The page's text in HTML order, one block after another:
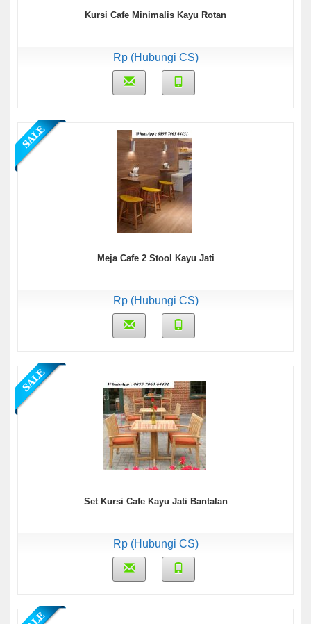
Kursi Cafe Minimalis Kayu Rotan
Rp (Hubungi CS)
Meja Cafe 2 Stool Kayu Jati
Rp (Hubungi CS)
Set Kursi Cafe Kayu Jati Bantalan
Rp (Hubungi CS)